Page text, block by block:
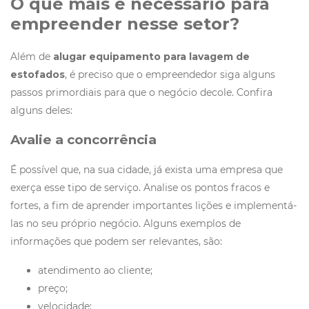
empreender nesse setor?
Além de alugar equipamento para lavagem de
estofados, é preciso que o empreendedor siga alguns
passos primordiais para que o negócio decole. Confira
alguns deles:
Avalie a concorrência
É possível que, na sua cidade, já exista uma empresa que
exerça esse tipo de serviço. Analise os pontos fracos e
fortes, a fim de aprender importantes lições e implementá-
las no seu próprio negócio. Alguns exemplos de
informações que podem ser relevantes, são:
atendimento ao cliente;
preço;
velocidade;